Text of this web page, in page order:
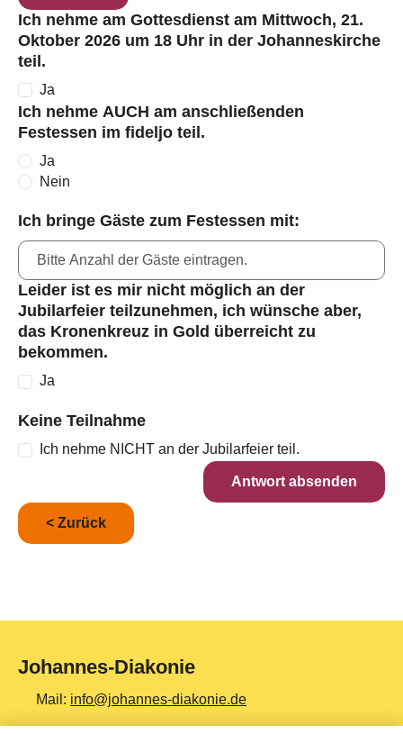
Ich nehme am Gottesdienst am Mittwoch, 21.
Oktober 2026 um 18 Uhr in der Johanneskirche
teil.
Ja
Ich nehme AUCH am anschließenden
Festessen im fideljo teil.
Ja
Nein
Ich bringe Gäste zum Festessen mit:
Leider ist es mir nicht möglich an der
Jubilarfeier teilzunehmen, ich wünsche aber,
das Kronenkreuz in Gold überreicht zu
bekommen.
Ja
Keine Teilnahme
Ich nehme NICHT an der Jubilarfeier teil.
Antwort absenden
< Zurück
Johannes-Diakonie
Mail: info@johannes-diakonie.de